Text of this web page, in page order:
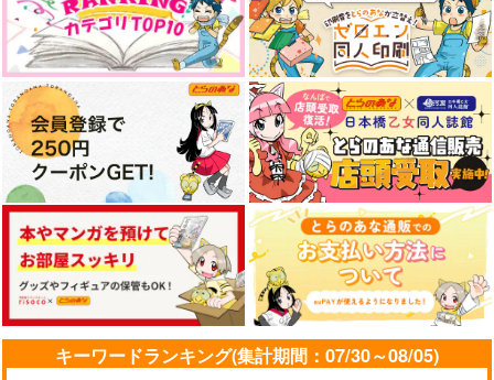
キーワードランキング(集計期間：07/30～08/05)